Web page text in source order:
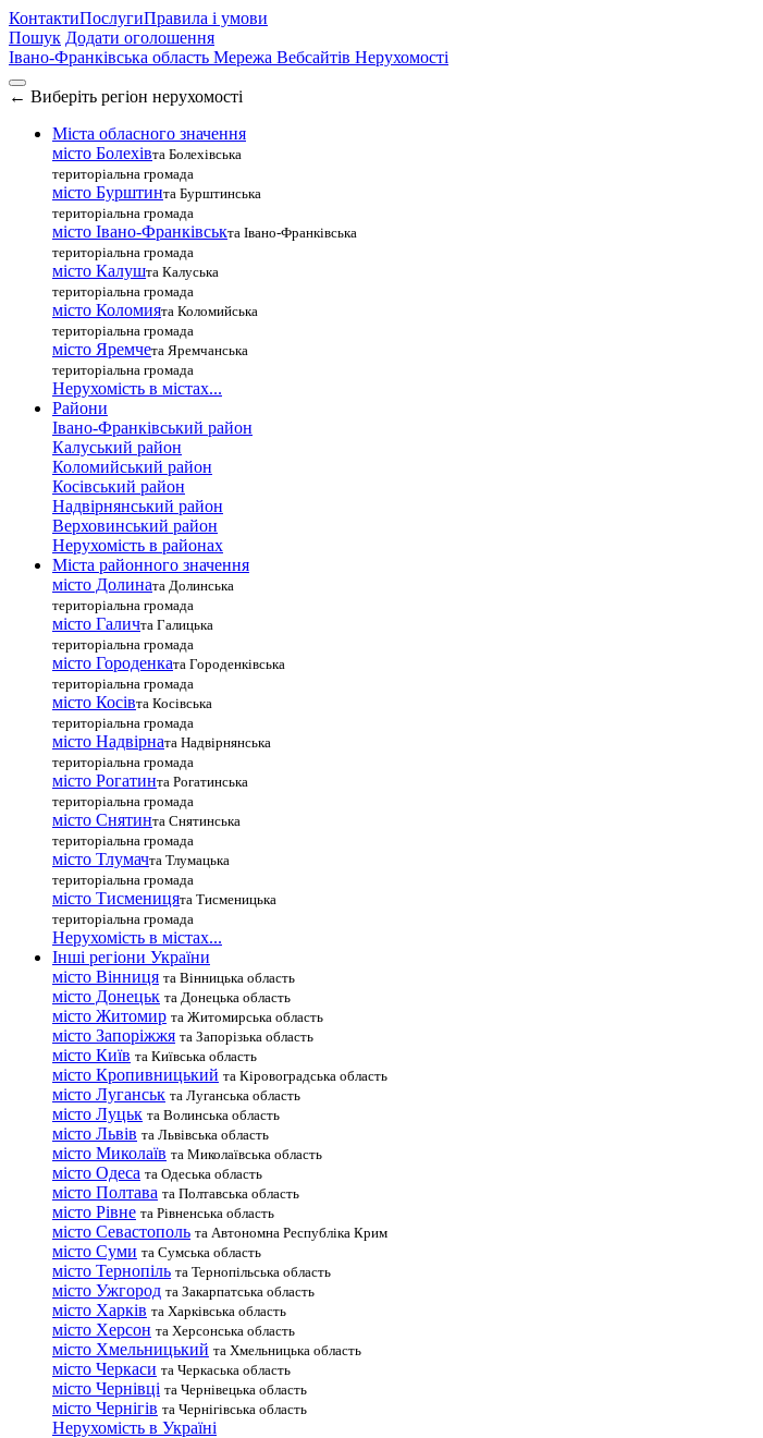
КонтактиПослугиПравила і умови
Пошук Додати оголошення
Івано-Франківська область Мережа Вебсайтів Нерухомості
← Виберіть регіон нерухомості
Міста обласного значення
місто Болехівта Болехівська
територіальна громада
місто Бурштинта Бурштинська
територіальна громада
місто Івано-Франківськта Івано-Франківська
територіальна громада
місто Калушта Калуська
територіальна громада
місто Коломията Коломийська
територіальна громада
місто Яремчета Яремчанська
територіальна громада
Нерухомість в містах...
Райони
Івано-Франківський район
Калуський район
Коломийський район
Косівський район
Надвірнянський район
Верховинський район
Нерухомість в районах
Міста районного значення
місто Долината Долинська
територіальна громада
місто Галичта Галицька
територіальна громада
місто Городенката Городенківська
територіальна громада
місто Косівта Косівська
територіальна громада
місто Надвірната Надвірнянська
територіальна громада
місто Рогатинта Рогатинська
територіальна громада
місто Снятинта Снятинська
територіальна громада
місто Тлумачта Тлумацька
територіальна громада
місто Тисменицята Тисменицька
територіальна громада
Нерухомість в містах...
Інші регіони України
місто Вінниця та Вінницька область
місто Донецьк та Донецька область
місто Житомир та Житомирська область
місто Запоріжжя та Запорізька область
місто Київ та Київська область
місто Кропивницький та Кіровоградська область
місто Луганськ та Луганська область
місто Луцьк та Волинська область
місто Львів та Львівська область
місто Миколаїв та Миколаївська область
місто Одеса та Одеська область
місто Полтава та Полтавська область
місто Рівне та Рівненська область
місто Севастополь та Автономна Республіка Крим
місто Суми та Сумська область
місто Тернопіль та Тернопільська область
місто Ужгород та Закарпатська область
місто Харків та Харківська область
місто Херсон та Херсонська область
місто Хмельницький та Хмельницька область
місто Черкаси та Черкаська область
місто Чернівці та Чернівецька область
місто Чернігів та Чернігівська область
Нерухомість в Україні